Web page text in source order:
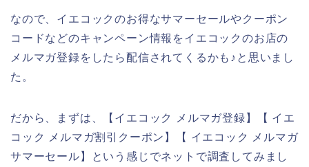
なので、イエコックのお得なサマーセールやクーポン
コードなどのキャンペーン情報をイエコックのお店の
メルマガ登録をしたら配信されてくるかも♪と思いまし
た。
だから、まずは、【イエコック メルマガ登録】【 イエ
コック メルマガ割引クーポン】【 イエコック メルマガ
サマーセール】という感じでネットで調査してみまし